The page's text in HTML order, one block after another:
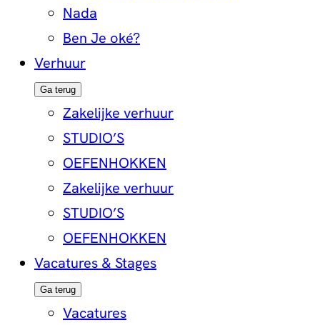
Nada
Ben Je oké?
Verhuur
Ga terug
Zakelijke verhuur
STUDIO’S
OEFENHOKKEN
Zakelijke verhuur
STUDIO’S
OEFENHOKKEN
Vacatures & Stages
Ga terug
Vacatures